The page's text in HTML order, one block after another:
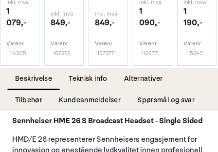
inkl. mva
1
079,-
Varenr
114365
inkl. mva
849,-
Varenr
167278
inkl. mva
849,-
Varenr
167277
inkl. mva
1
090,-
Varenr
112677
inkl. mva
1
190,-
Varenr
115243
Beskrivelse Teknisk info Alternativer
Tilbehør Kundeanmeldelser Spørsmål og svar
Sennheiser HME 26 S Broadcast Headset - Single Sided
HMD/E 26 representerer Sennheisers engasjement for